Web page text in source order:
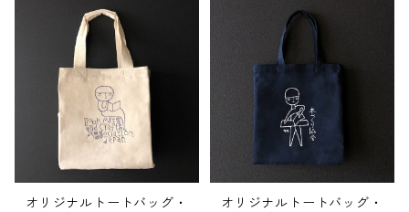
オリジナルトートバッグ・
オリジナルトートバッグ・